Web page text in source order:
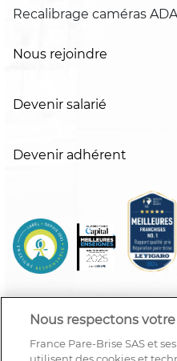
Recalibrage caméras
Nous rejoindre
Devenir salarié
Devenir adhérent
Nous respectons
France Pare-Brise SAS et